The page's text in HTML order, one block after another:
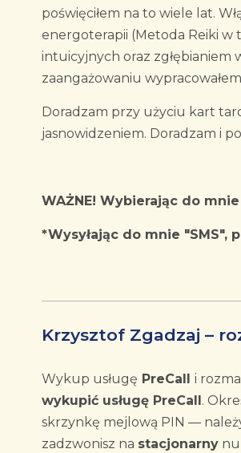
poświęciłem na to wiele lat.
energoterapii (Metoda Reiki w
intuicyjnych oraz zgłębianiem
zaangażowaniu
Doradzam przy użyciu kart
jasnowidzeniem. Doradzam i
WAŻNE! Wybierając do
*Wysyłając do mnie
Krzysztof Zgadzaj –
Wykup usługę PreCall i
wykupić usługę PreCall.
skrzynkę mejlową PIN —
zadzwonisz na stacjonarny